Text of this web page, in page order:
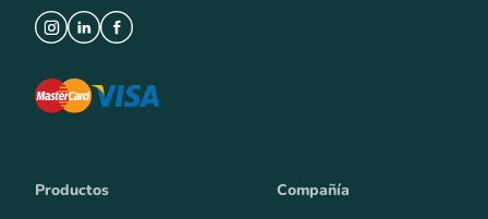
Productos Compañía